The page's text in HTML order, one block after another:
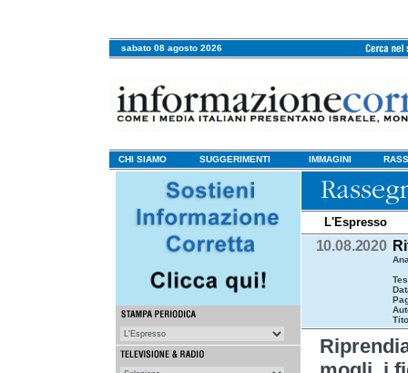
sabato 08 agosto 2026
CHI SIAMO SUGGERIMENTI IMMAGINI
L'Espresso
10.08.2020